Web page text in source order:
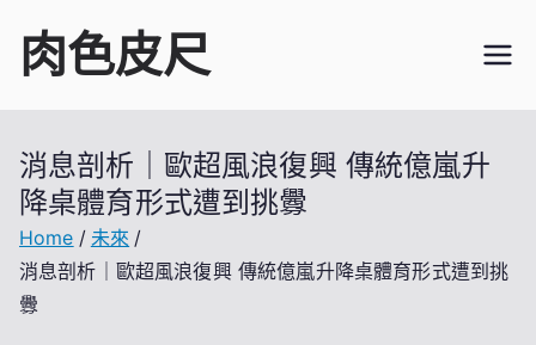
content
肉色皮尺
消息剖析｜歐超風浪復興 傳統億嵐升
降桌體育形式遭到挑釁
Home
未來
消息剖析｜歐超風浪復興 傳統億嵐升降桌體育形式遭到挑
釁